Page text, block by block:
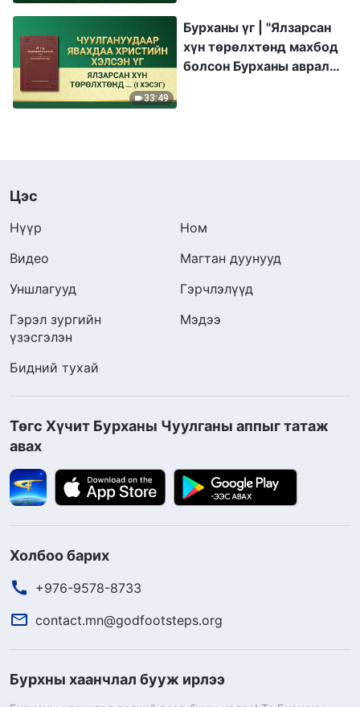
33:49
Бурханы үг | "Ялзарсан
хүн төрөлхтөнд махбод
болсон Бурханы аврал
Цэс
Нүүр
Ном
Видео
Магтан дуунууд
Уншлагууд
Гэрчлэлүүд
Гэрэл зургийн
үзэсгэлэн
Мэдээ
Бидний тухай
Төгс Хүчит Бурханы Чуулганы аппыг татаж
авах
Холбоо барих
+976-9578-8733
contact.mn@godfootsteps.org
Бурхны хаанчлал бууж ирлээ